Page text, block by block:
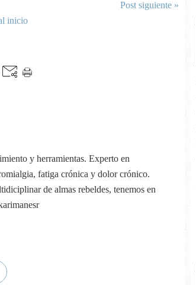
Post siguiente »
inicio
y herramientas. Experto en
fatiga crónica y dolor crónico.
de almas rebeldes, tenemos en